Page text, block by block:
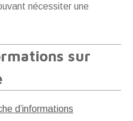
nécessiter une
sur
d’informations